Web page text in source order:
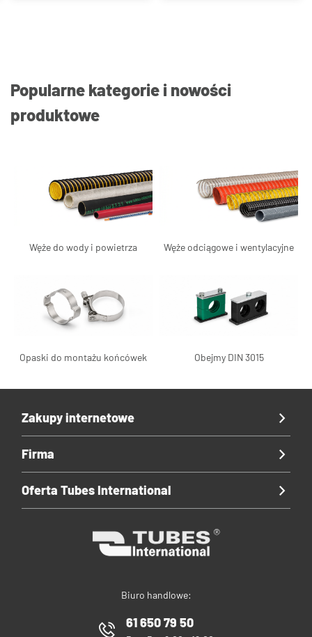
Popularne kategorie i nowości
produktowe
Węże do wody i powietrza Węże odciągowe i wentylacyjne
Opaski do montażu końcówek Obejmy DIN 3015
Biuro handlowe:
61 650 79 50
Zakupy internetowe
Firma
Oferta Tubes International